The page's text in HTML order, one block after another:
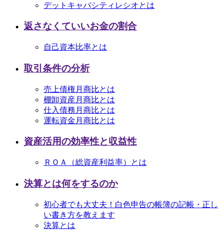
デットキャパシティレシオとは
返さなくていいお金の割合
自己資本比率とは
取引条件の分析
売上債権月商比とは
棚卸資産月商比とは
仕入債務月商比とは
運転資金月商比とは
資産活用の効率性と収益性
ＲＯＡ（総資産利益率）とは
決算とは何をするのか
初心者でも大丈夫！白色申告の帳簿の記帳・正し
い書き方を教えます
決算とは